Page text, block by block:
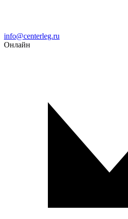
Email
info@centerleg.ru
Онлайн